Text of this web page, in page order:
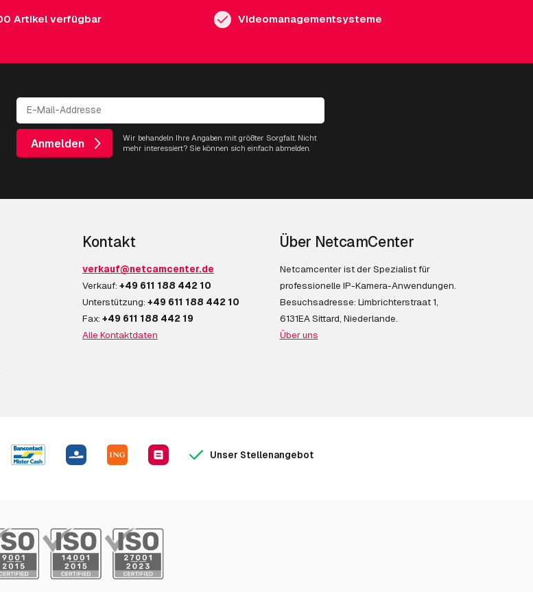
Artikel verfügbar Videomanagementsysteme
Anmelden
Wir behandeln Ihre Angaben mit größter Sorgfalt. Nicht
mehr interessiert? Sie können sich einfach abmelden.
Kontakt
verkauf@netcamcenter.de
Verkauf: +49 611 188 442 10
Unterstützung: +49 611 188 442 10
Fax: +49 611 188 442 19
Alle Kontaktdaten
Über NetcamCenter
Netcamcenter ist der Spezialist für
professionelle IP-Kamera-Anwendungen.
Besuchsadresse: Limbrichterstraat 1,
6131EA Sittard, Niederlande.
Über uns
Unser Stellenangebot